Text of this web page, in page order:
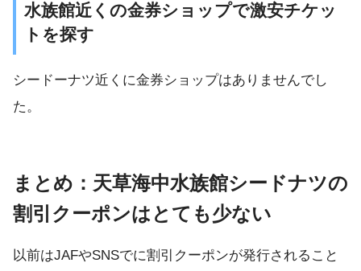
水族館近くの金券ショップで激安チケッ
トを探す
シードーナツ近くに金券ショップはありませんでし
た。
まとめ：天草海中水族館シードナツの
割引クーポンはとても少ない
以前はJAFやSNSでに割引クーポンが発行されること